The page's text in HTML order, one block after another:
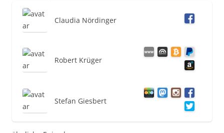
Claudia Nördinger
Robert Krüger
Stefan Giesbert